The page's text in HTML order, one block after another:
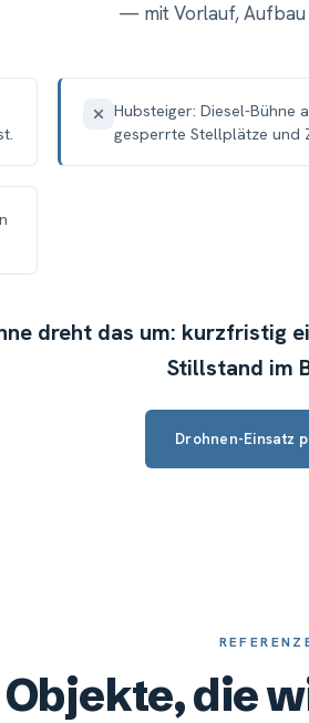
— mit Vorlauf, Aufbau
Hubsteiger: Diesel-Bühne
gesperrte Stellplätze und
dreht das um: kurzfristig
Stillstand im
Drohnen-Einsatz
Objekte, die